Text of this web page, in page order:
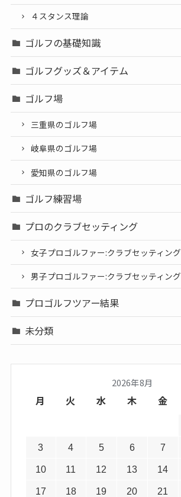
４スタンス理論
ゴルフの基礎知識
ゴルフグッズ＆アイテム
ゴルフ場
三重県のゴルフ場
岐阜県のゴルフ場
愛知県のゴルフ場
ゴルフ練習場
プロのクラブセッティング
女子プロゴルファー:クラブセッティング
男子プロゴルファー:クラブセッティング
プロゴルフツアー結果
未分類
2026年8月
月 火 水 木 金
3 4 5 6 7
10 11 12 13 14
17 18 19 20 21